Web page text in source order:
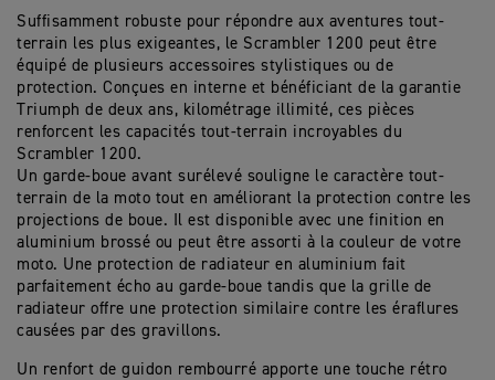
Suffisamment robuste pour répondre aux aventures tout-
terrain les plus exigeantes, le Scrambler 1200 peut être
équipé de plusieurs accessoires stylistiques ou de
protection. Conçues en interne et bénéficiant de la garantie
Triumph de deux ans, kilométrage illimité, ces pièces
renforcent les capacités tout-terrain incroyables du
Scrambler 1200.
Un garde-boue avant surélevé souligne le caractère tout-
terrain de la moto tout en améliorant la protection contre les
projections de boue. Il est disponible avec une finition en
aluminium brossé ou peut être assorti à la couleur de votre
moto. Une protection de radiateur en aluminium fait
parfaitement écho au garde-boue tandis que la grille de
radiateur offre une protection similaire contre les éraflures
causées par des gravillons.
Un renfort de guidon rembourré apporte une touche rétro